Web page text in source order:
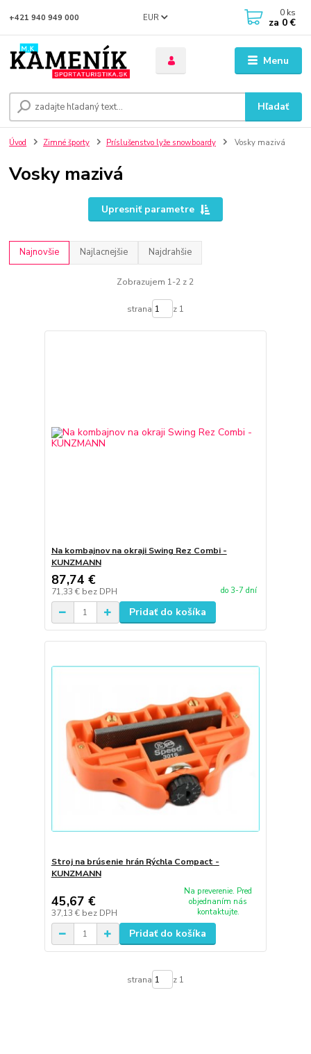
Menu
EUR
Hľadať
+421 940 949 000 0 ks
za 0 €
Úvod Zimné športy Príslušenstvo lyže snowboardy Vosky mazivá
Vosky mazivá
Upresniť parametre
Najnovšie Najlacnejšie Najdrahšie
Zobrazujem 1-2 z 2
strana z 1
Na kombajnov na okraji Swing Rez Combi -
KUNZMANN
87,74 €
71,33 € bez DPH do 3-7 dní
Pridať do košíka
Stroj na brúsenie hrán Rýchla Compact -
KUNZMANN
45,67 €
37,13 € bez DPH
Na preverenie. Pred
objednaním nás
kontaktujte.
Pridať do košíka
strana z 1